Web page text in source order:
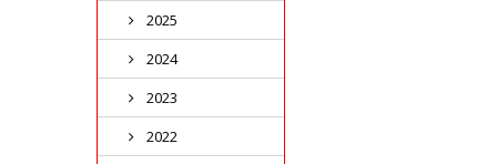
2025
2024
2023
2022